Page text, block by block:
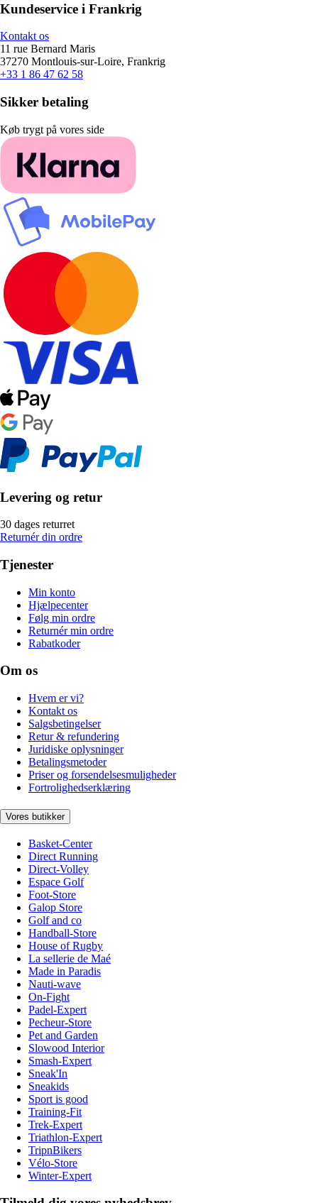
Kundeservice i Frankrig
Kontakt os
11 rue Bernard Maris
37270 Montlouis-sur-Loire, Frankrig
+33 1 86 47 62 58
Sikker betaling
Køb trygt på vores side
Levering og retur
30 dages returret
Returnér din ordre
Tjenester
Min konto
Hjælpecenter
Følg min ordre
Returnér min ordre
Rabatkoder
Om os
Hvem er vi?
Kontakt os
Salgsbetingelser
Retur & refundering
Juridiske oplysninger
Betalingsmetoder
Priser og forsendelsesmuligheder
Fortrolighedserklæring
Vores butikker
Basket-Center
Direct Running
Direct-Volley
Espace Golf
Foot-Store
Galop Store
Golf and co
Handball-Store
House of Rugby
La sellerie de Maé
Made in Paradis
Nauti-wave
On-Fight
Padel-Expert
Pecheur-Store
Pet and Garden
Slowood Interior
Smash-Expert
Sneak'In
Sneakids
Sport is good
Training-Fit
Trek-Expert
Triathlon-Expert
TripnBikers
Vélo-Store
Winter-Expert